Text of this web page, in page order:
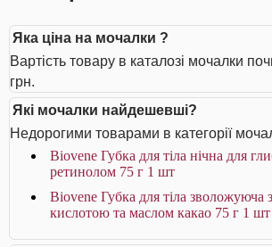
Яка ціна на мочалки ?
Вартість товару в каталозі мочалки
грн.
Які мочалки найдешевші?
Недорогими товарами в категорії
Biovene Губка для тіла нічна для
ретинолом 75 г 1 шт
Biovene Губка для тіла зволожуюча
кислотою та маслом какао 75 г 1 шт